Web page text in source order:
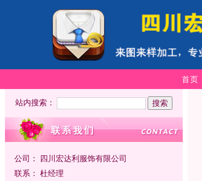
首页
站内搜索：
公司： 四川宏达利服饰有限公司
联系： 杜经理